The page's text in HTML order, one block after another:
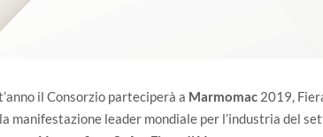
il Consorzio parteciperà a Marmomac 2019,
manifestazione leader mondiale per l’industria del